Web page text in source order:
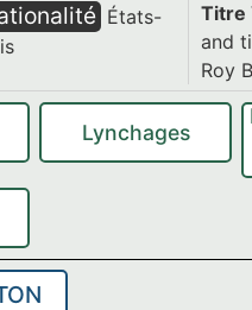
États-
Titre
and
Roy
Lynchages